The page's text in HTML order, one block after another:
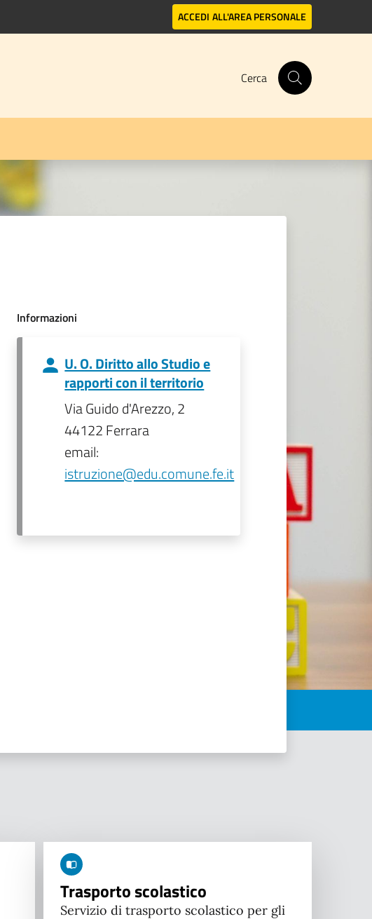
ACCEDI ALL'AREA PERSONALE
Cerca
Informazioni
U. O. Diritto allo Studio e
rapporti con il territorio
Via Guido d'Arezzo, 2
44122 Ferrara
email:
istruzione@edu.comune.fe.it
Trasporto scolastico
Servizio di trasporto scolastico per gli